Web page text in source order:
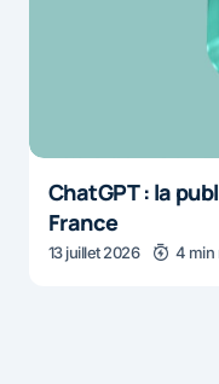
ChatGPT : la
France
13 juillet 2026 4 min